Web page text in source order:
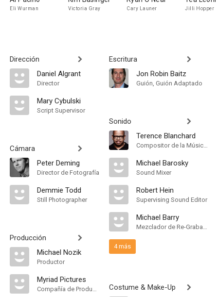
Eli Wurman Victoria Gray Cary Launer Jilli Hopper
Dirección
Daniel Algrant
Director
Mary Cybulski
Script Supervisor
Cámara
Peter Deming
Director de Fotografía
Demmie Todd
Still Photographer
Producción
Michael Nozik
Productor
Myriad Pictures
Compañía de Produccion
Escritura
Jon Robin Baitz
Guión, Guión Adaptado
Sonido
Terence Blanchard
Compositor de la Música Original
Michael Barosky
Sound Mixer
Robert Hein
Supervising Sound Editor
Michael Barry
Mezclador de Re-Grabación de Sonido
4 más
Costume & Make-Up